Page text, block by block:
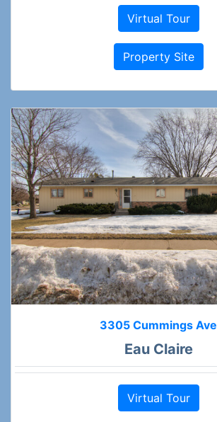
Virtual Tour
Property Site
3305 Cummings Ave
Eau Claire
Virtual Tour